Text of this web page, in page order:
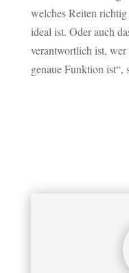
welches Reiten
ideal ist. Oder auch
verantwortlich ist,
genaue Funktion ist“,